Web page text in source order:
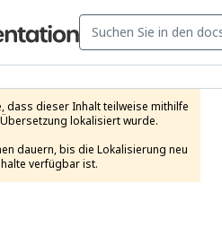
dass dieser Inhalt teilweise mithilfe
lokalisiert wurde.
dauern, bis die Lokalisierung neu
verfügbar ist.